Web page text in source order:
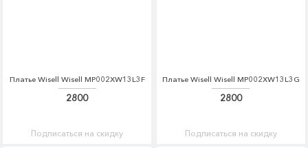
Платье Wisell Wisell MP002XW13L3F
2800
Подписаться на скидку
Платье Wisell Wisell MP002XW13L3G
2800
Подписаться на скидку